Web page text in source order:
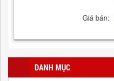
Giá bán:
DANH MỤC